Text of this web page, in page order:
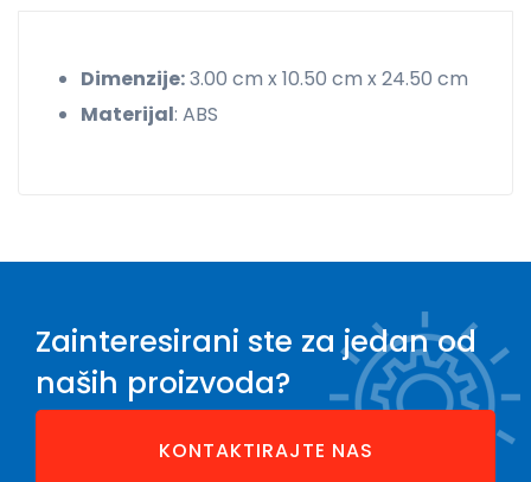
Dimenzije:3.00 cm x 10.50 cm x 24.50 cm
Materijal: ABS
Zainteresirani ste za jedan od
naših proizvoda?
KONTAKTIRAJTE NAS